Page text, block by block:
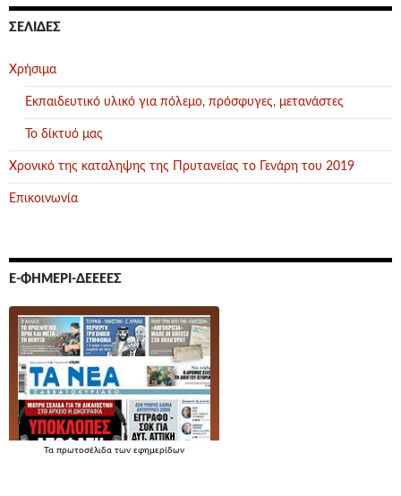
ΣΕΛΊΔΕΣ
Χρήσιμα
Εκπαιδευτικό υλικό για πόλεμο, πρόσφυγες, μετανάστες
Το δίκτυό μας
Χρονικό της καταληψης της Πρυτανείας το Γενάρη του 2019
Επικοινωνία
Ε-ΦΗΜΕΡΊ-ΔΕΕΕΕΣ
Τα πρωτοσέλιδα των εφημερίδων